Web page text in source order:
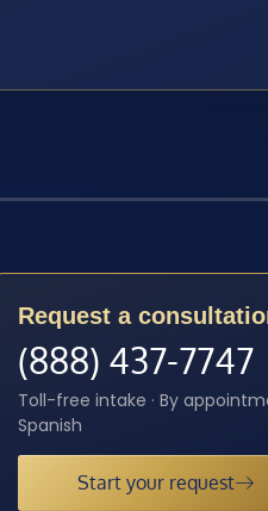
Request a
(888) 437-7747
Toll-free intake · By
Spanish
Start your request